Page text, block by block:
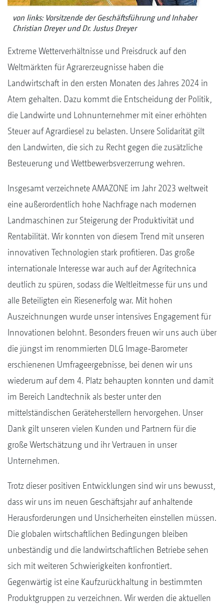
von links: Vorsitzende der Geschäftsführung und Inhaber
Christian Dreyer und Dr. Justus Dreyer
Extreme Wetterverhältnisse und Preisdruck auf den
Weltmärkten für Agrarerzeugnisse haben die
Landwirtschaft in den ersten Monaten des Jahres 2024 in
Atem gehalten. Dazu kommt die Entscheidung der Politik,
die Landwirte und Lohnunternehmer mit einer erhöhten
Steuer auf Agrardiesel zu belasten. Unsere Solidarität gilt
den Landwirten, die sich zu Recht gegen die zusätzliche
Besteuerung und Wettbewerbsverzerrung wehren.
Insgesamt verzeichnete AMAZONE im Jahr 2023 weltweit
eine außerordentlich hohe Nachfrage nach modernen
Landmaschinen zur Steigerung der Produktivität und
Rentabilität. Wir konnten von diesem Trend mit unseren
innovativen Technologien stark profitieren. Das große
internationale Interesse war auch auf der Agritechnica
deutlich zu spüren, sodass die Weltleitmesse für uns und
alle Beteiligten ein Riesenerfolg war. Mit hohen
Auszeichnungen wurde unser intensives Engagement für
Innovationen belohnt. Besonders freuen wir uns auch über
die jüngst im renommierten DLG Image-Barometer
erschienenen Umfrageergebnisse, bei denen wir uns
wiederum auf dem 4. Platz behaupten konnten und damit
im Bereich Landtechnik als bester unter den
mittelständischen Geräteherstellern hervorgehen. Unser
Dank gilt unseren vielen Kunden und Partnern für die
große Wertschätzung und ihr Vertrauen in unser
Unternehmen.
Trotz dieser positiven Entwicklungen sind wir uns bewusst,
dass wir uns im neuen Geschäftsjahr auf anhaltende
Herausforderungen und Unsicherheiten einstellen müssen.
Die globalen wirtschaftlichen Bedingungen bleiben
unbeständig und die landwirtschaftlichen Betriebe sehen
sich mit weiteren Schwierigkeiten konfrontiert.
Gegenwärtig ist eine Kaufzurückhaltung in bestimmten
Produktgruppen zu verzeichnen. Wir werden die aktuellen